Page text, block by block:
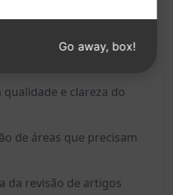
análise de textos
e clareza do
de áreas que precisam
da revisão de artigos
Go away, box!